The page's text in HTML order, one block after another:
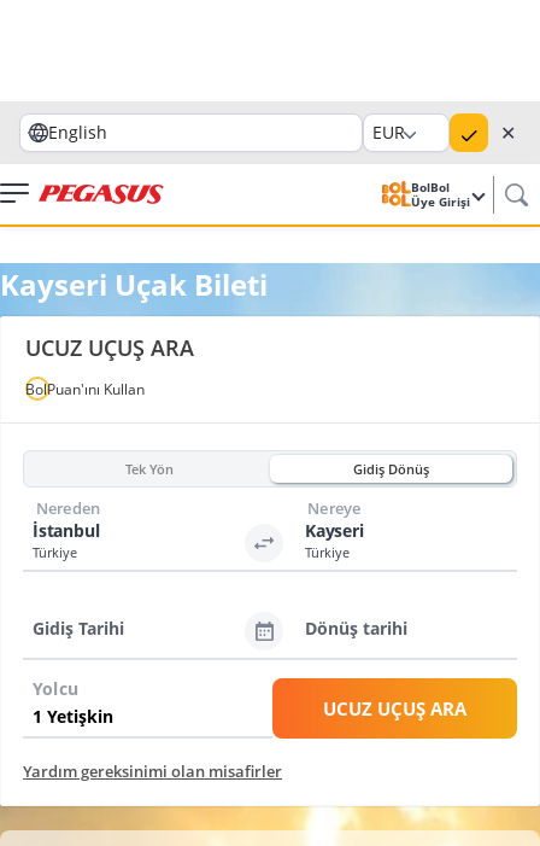
English EUR ✕
BolBol
Üye Girişi
Kayseri Uçak Bileti
UCUZ UÇUŞ ARA
BolPuan'ını Kullan
Tek Yön Gidiş Dönüş
İstanbul
Türkiye
Nereden
Kayseri
Türkiye
Nereye
Gidiş Tarihi Dönüş tarihi
Yolcu
UCUZ UÇUŞ ARA
Yardım gereksinimi olan misafirler